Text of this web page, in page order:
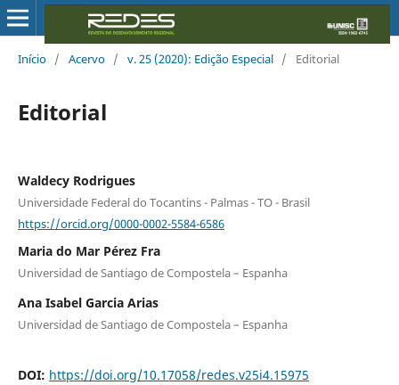
Início / Acervo / v. 25 (2020): Edição Especial / Editorial
Editorial
Waldecy Rodrigues
Universidade Federal do Tocantins - Palmas - TO - Brasil
https://orcid.org/0000-0002-5584-6586
Maria do Mar Pérez Fra
Universidad de Santiago de Compostela – Espanha
Ana Isabel Garcia Arias
Universidad de Santiago de Compostela – Espanha
DOI: https://doi.org/10.17058/redes.v25i4.15975